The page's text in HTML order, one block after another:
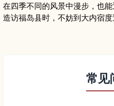
在四季不同的风景中漫步，也能
造访福岛县时，不妨到大内宿度
常见